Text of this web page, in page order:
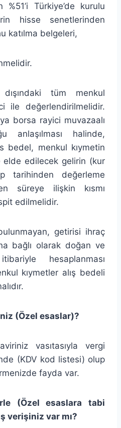
Türkiye’de kurulu
hisse senetlerinden
katılma belgeleri,
dışındaki tüm menkul
ile değerlendirilmelidir.
borsa rayici muvazaalı
anlaşılması halinde,
bedel, menkul kıymetin
elde edilecek gelirin (kur
tarihinden değerleme
süreye ilişkin kısmı
edilmelidir.
getirisi ihraç
bağlı olarak doğan ve
hesaplanması
kıymetler alış bedeli
(Özel esaslar)?
vasıtasıyla vergi
(KDV kod listesi) olup
fayda var.
(Özel esaslara tabi
verişiniz var mı?